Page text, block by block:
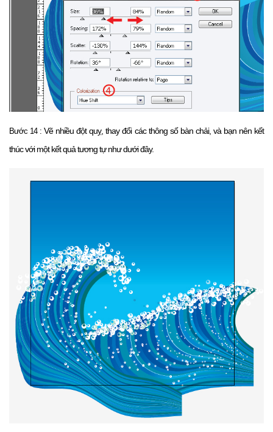
Bước 14 :Vẽ nhiều đột quỵ, thay đổi các thông số bàn chải, và bạn nên kết
thúc với một kết quả tương tự như dưới đây.